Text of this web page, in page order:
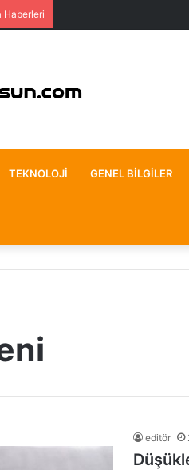
Haberleri
TEKNOLOJI GENEL BILGILER
editör